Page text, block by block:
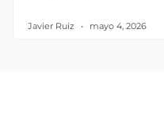
Javier Ruiz mayo 4, 2026